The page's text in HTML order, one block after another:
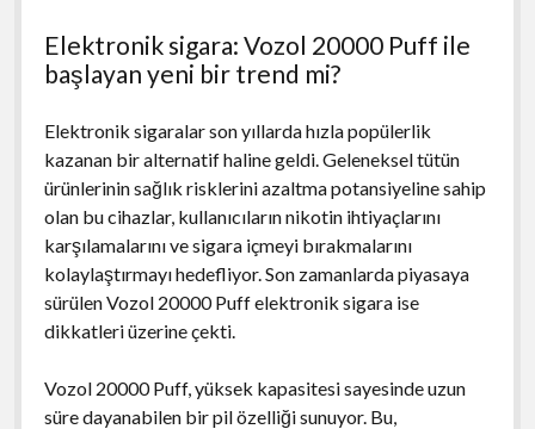
Elektronik sigara: Vozol 20000 Puff ile
başlayan yeni bir trend mi?
Elektronik sigaralar son yıllarda hızla popülerlik
kazanan bir alternatif haline geldi. Geleneksel tütün
ürünlerinin sağlık risklerini azaltma potansiyeline sahip
olan bu cihazlar, kullanıcıların nikotin ihtiyaçlarını
karşılamalarını ve sigara içmeyi bırakmalarını
kolaylaştırmayı hedefliyor. Son zamanlarda piyasaya
sürülen Vozol 20000 Puff elektronik sigara ise
dikkatleri üzerine çekti.
Vozol 20000 Puff, yüksek kapasitesi sayesinde uzun
süre dayanabilen bir pil özelliği sunuyor. Bu,